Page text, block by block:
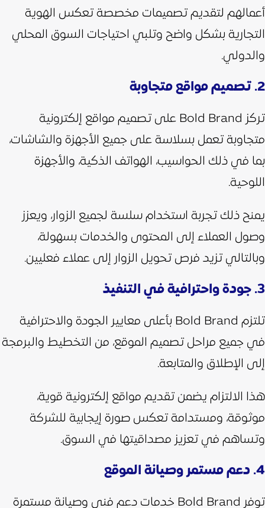
أعمالهم لتقديم تصميمات مخصصة تعكس الهوية
التجارية بشكل واضح وتلبي احتياجات السوق المحلي
والدولي.
2. تصميم مواقع متجاوبة
تركز Bold Brand على تصميم مواقع إلكترونية
متجاوبة تعمل بسلاسة على جميع الأجهزة والشاشات،
بما في ذلك الحواسيب، الهواتف الذكية، والأجهزة
اللوحية.
يمنح ذلك تجربة استخدام سلسة لجميع الزوار، ويعزز
وصول العملاء إلى المحتوى والخدمات بسهولة،
وبالتالي تزيد فرص تحويل الزوار إلى عملاء فعليين.
3. جودة واحترافية في التنفيذ
تلتزم Bold Brand بأعلى معايير الجودة والاحترافية
في جميع مراحل تصميم الموقع، من التخطيط والبرمجة
إلى الإطلاق والمتابعة.
هذا الالتزام يضمن تقديم مواقع إلكترونية قوية،
موثوقة، ومستدامة تعكس صورة إيجابية للشركة
وتساهم في تعزيز مصداقيتها في السوق.
4. دعم مستمر وصيانة الموقع
توفر Bold Brand خدمات دعم فني وصيانة مستمرة